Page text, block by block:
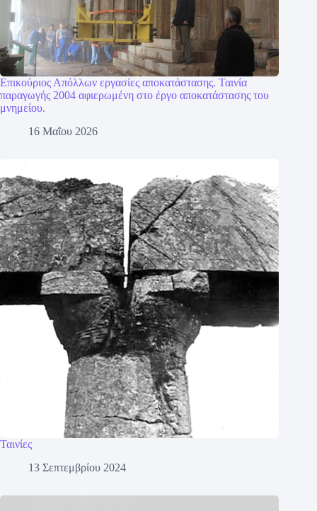
Επικούριος Απόλλων εργασίες αποκατάστασης. Ταινία
παραγωγής 2004 αφιερωμένη στο έργο αποκατάστασης του
μνημείου.
16 Μαΐου 2026
Ταινίες
13 Σεπτεμβρίου 2024